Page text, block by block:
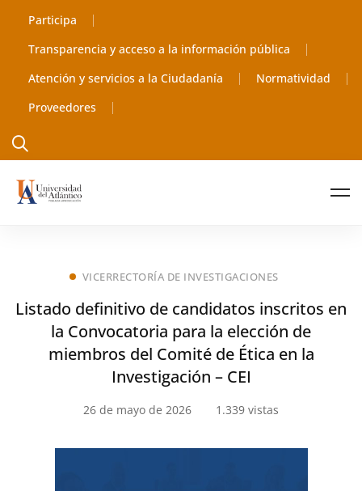
Participa
Transparencia y acceso a la información pública
Atención y servicios a la Ciudadanía
Normatividad
Proveedores
VICERRECTORÍA DE INVESTIGACIONES
Listado definitivo de candidatos inscritos en
la Convocatoria para la elección de
miembros del Comité de Ética en la
Investigación – CEI
26 de mayo de 2026 1.339 vistas